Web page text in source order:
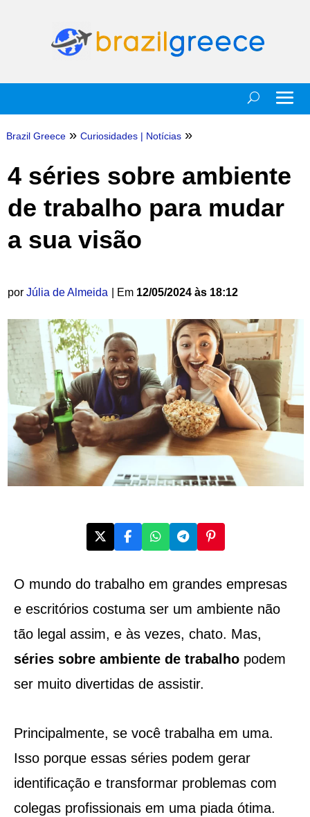
Brazil Greece » Curiosidades| Notícias »
4 séries sobre ambiente
de trabalho para mudar
a sua visão
por Júlia de Almeida | Em 12/05/2024 às 18:12
O mundo do trabalho em grandes empresas
e escritórios costuma ser um ambiente não
tão legal assim, e às vezes, chato. Mas,
séries sobre ambiente de trabalhopodem
ser muito divertidas de assistir.
Principalmente, se você trabalha em uma.
Isso porque essas séries podem gerar
identificação e transformar problemas com
colegas profissionais em uma piada ótima.